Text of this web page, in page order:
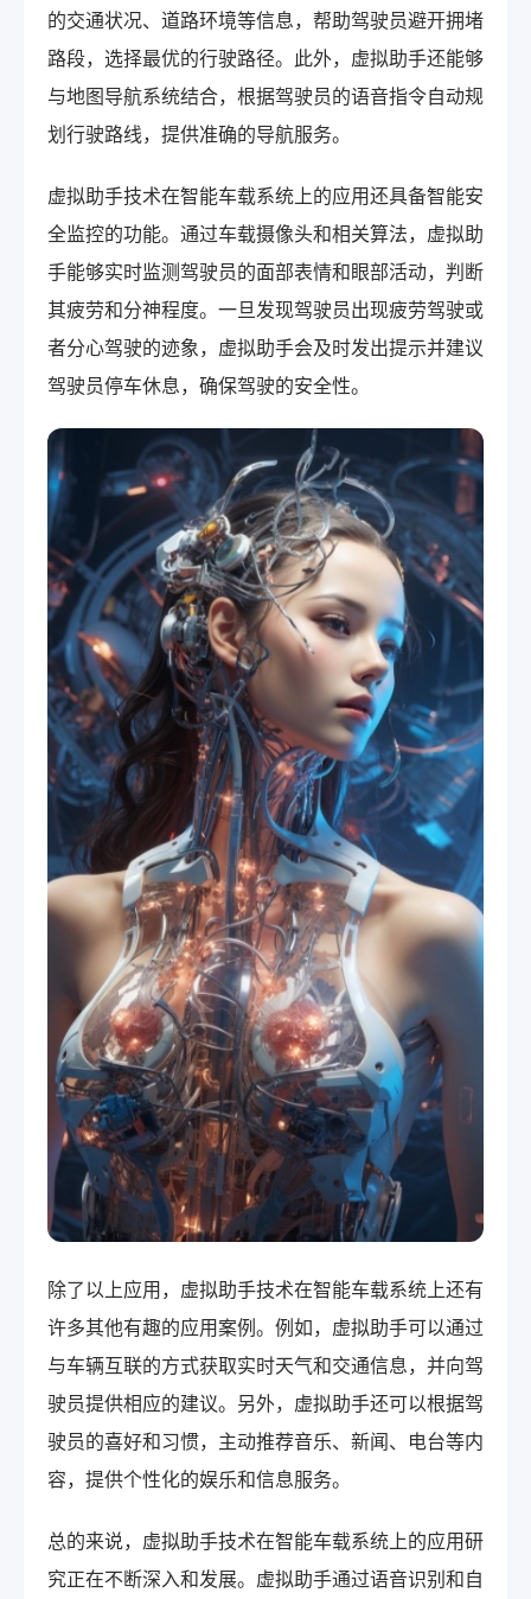
的交通状况、道路环境等信息，帮助驾驶员避开拥堵
路段，选择最优的行驶路径。此外，虚拟助手还能够
与地图导航系统结合，根据驾驶员的语音指令自动规
划行驶路线，提供准确的导航服务。
虚拟助手技术在智能车载系统上的应用还具备智能安
全监控的功能。通过车载摄像头和相关算法，虚拟助
手能够实时监测驾驶员的面部表情和眼部活动，判断
其疲劳和分神程度。一旦发现驾驶员出现疲劳驾驶或
者分心驾驶的迹象，虚拟助手会及时发出提示并建议
驾驶员停车休息，确保驾驶的安全性。
除了以上应用，虚拟助手技术在智能车载系统上还有
许多其他有趣的应用案例。例如，虚拟助手可以通过
与车辆互联的方式获取实时天气和交通信息，并向驾
驶员提供相应的建议。另外，虚拟助手还可以根据驾
驶员的喜好和习惯，主动推荐音乐、新闻、电台等内
容，提供个性化的娱乐和信息服务。
总的来说，虚拟助手技术在智能车载系统上的应用研
究正在不断深入和发展。虚拟助手通过语音识别和自